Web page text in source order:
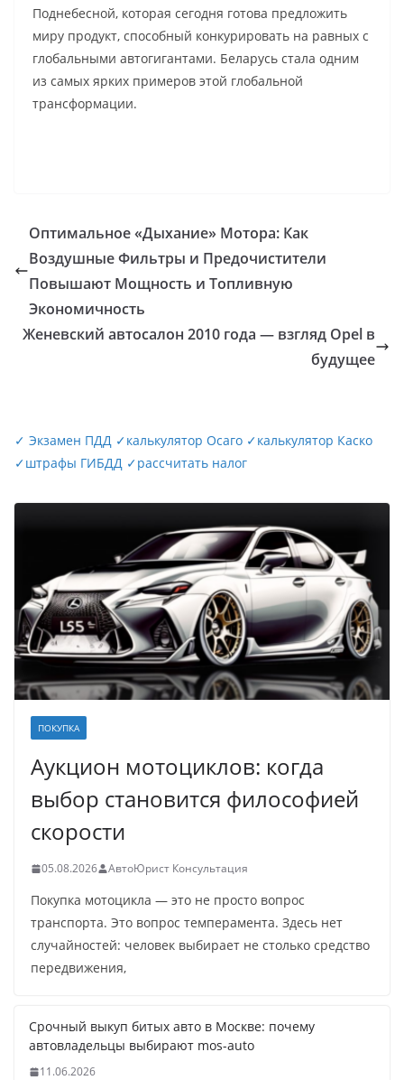
Поднебесной, которая сегодня готова предложить
миру продукт, способный конкурировать на равных с
глобальными автогигантами. Беларусь стала одним
из самых ярких примеров этой глобальной
трансформации.
Оптимальное «Дыхание» Мотора: Как
Воздушные Фильтры и Предочистители
Повышают Мощность и Топливную
Экономичность
Женевский автосалон 2010 года — взгляд Opel в
будущее
✓ Экзамен ПДД ✓калькулятор Осаго ✓калькулятор Каско
✓штрафы ГИБДД ✓рассчитать налог
ПОКУПКА
Аукцион мотоциклов: когда
выбор становится философией
скорости
05.08.2026 АвтоЮрист Консультация
Покупка мотоцикла — это не просто вопрос
транспорта. Это вопрос темперамента. Здесь нет
случайностей: человек выбирает не столько средство
передвижения,
Срочный выкуп битых авто в Москве: почему
автовладельцы выбирают mos-auto
11.06.2026